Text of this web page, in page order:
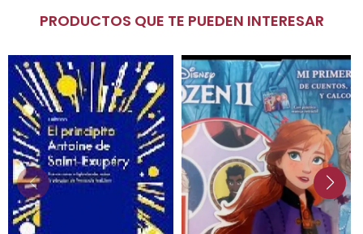
PRODUCTOS QUE TE PUEDEN INTERESAR